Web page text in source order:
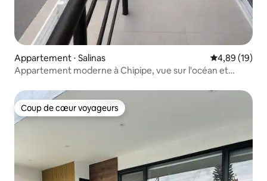
Appartement ⋅ Salinas Évaluation
4,89 (19)
Appartement moderne à Chipipe, vue sur l'océan et
Coup de cœur voyageurs
Coup de cœur voyageurs